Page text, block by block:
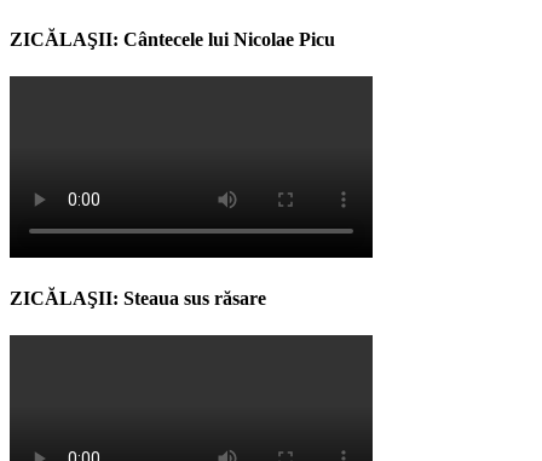
ZICĂLAŞII: Cântecele lui Nicolae Picu
ZICĂLAŞII: Steaua sus răsare